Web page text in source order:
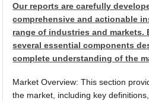
Our reports are carefully
comprehensive and actionable
range of industries and markets.
several essential components
complete understanding of the
Market Overview: This section
the market, including key